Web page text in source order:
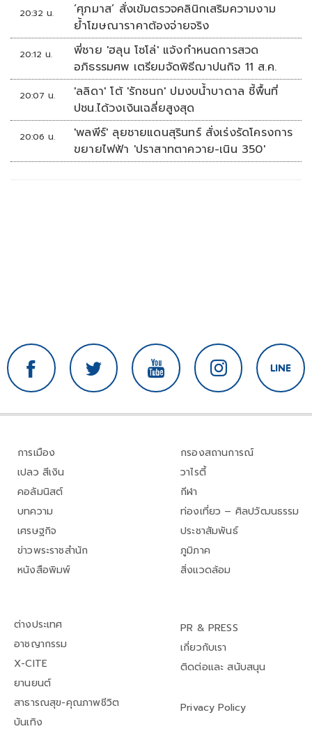
20:32 น.
‘ศุภมาส’ สั่งเข้มตรวจคลินิกเสริมความงาม
ย้ำโฆษณาราคาต้องจ่ายจริง
20:12 น.
พี่ชาย 'ฮลุน โซโล่' แจ้งกำหนดการสวด
อภิธรรมศพ เตรียมจัดพิธีฌาปนกิจ 11 ส.ค.
20:07 น.
'ลลิดา' โต้ 'รักชนก' ปมงบน้ำบาดาล ชี้พื้นที่
ปชน.ได้วงเงินเฉลี่ยสูงสุด
20:06 น.
'พลพีร์' ลุยชายแดนสุรินทร์ สั่งเร่งรัดโครงการ
ขยายไฟฟ้า 'ปราสาทตาควาย-เนิน 350'
การเมือง
เปลว สีเงิน
คอลัมนิสต์
บทความ
เศรษฐกิจ
ข่าวพระราชสำนัก
หนังสือพิมพ์
กรองสถานการณ์
วาไรตี้
กีฬา
ท่องเที่ยว – ศิลปวัฒนธรรม
ประชาสัมพันธ์
ภูมิภาค
สิ่งแวดล้อม
ต่างประเทศ
อาชญากรรม
X-CITE
ยานยนต์
สาธารณสุข-คุณภาพชีวิต
บันเทิง
PR & PRESS
เกี่ยวกับเรา
ติดต่อและ สนับสนุน
Privacy Policy